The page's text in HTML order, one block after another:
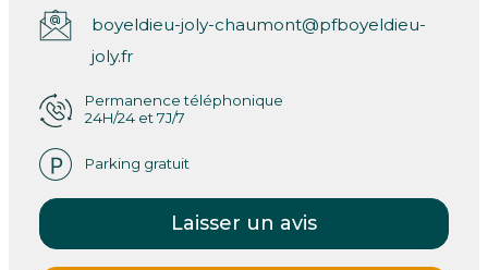
boyeldieu-joly-chaumont@pfboyeldieu-
joly.fr
Permanence téléphonique
24H/24 et 7J/7
Parking gratuit
Laisser un avis